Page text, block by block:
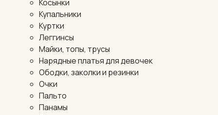
Косынки
Купальники
Куртки
Леггинсы
Майки, топы, трусы
Нарядные платья для девочек
Ободки, заколки и резинки
Очки
Пальто
Панамы